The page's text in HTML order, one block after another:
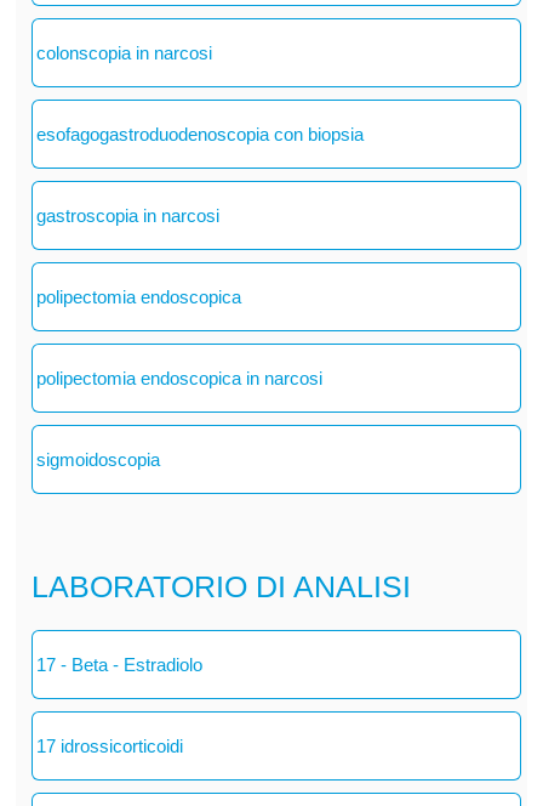
colonscopia in narcosi
esofagogastroduodenoscopia con biopsia
gastroscopia in narcosi
polipectomia endoscopica
polipectomia endoscopica in narcosi
sigmoidoscopia
LABORATORIO DI ANALISI
17 - Beta - Estradiolo
17 idrossicorticoidi